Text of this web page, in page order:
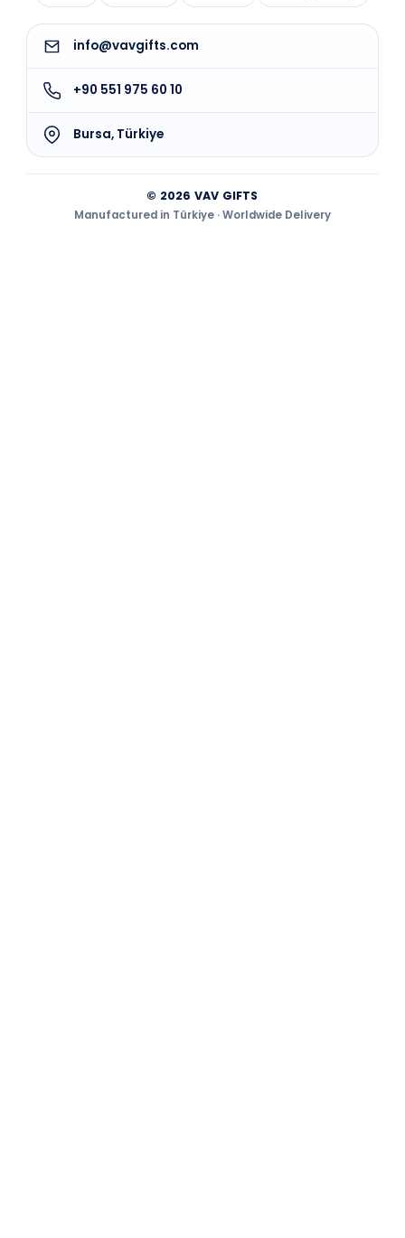
info@vavgifts.com
+90 551 975 60 10
Bursa, Türkiye
© 2026 VAV GIFTS
Manufactured in Türkiye · Worldwide Delivery